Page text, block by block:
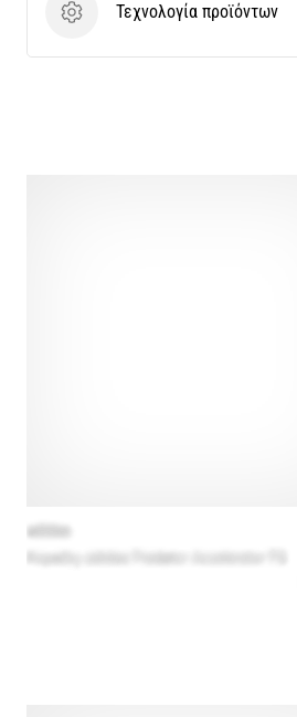
Τεχνολογία προϊόντων
Τεχνολογία προϊόντων